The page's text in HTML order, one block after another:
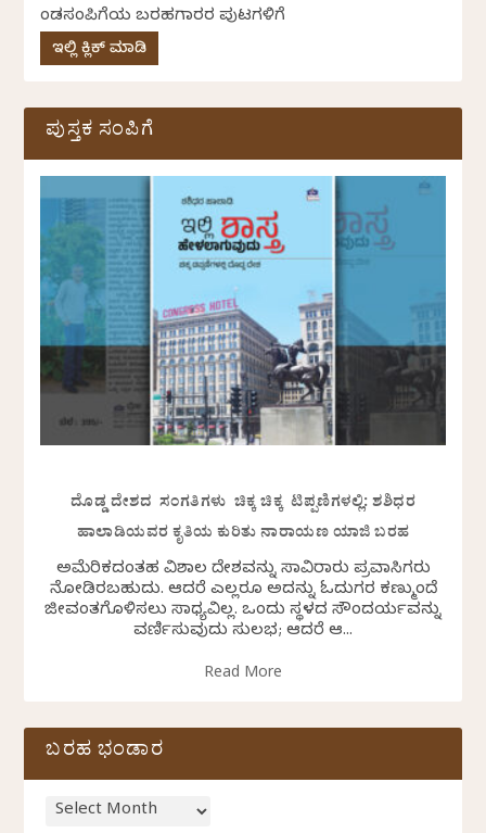
ಕೆಂಡಸಂಪಿಗೆಯ ಬರಹಗಾರರ ಪುಟಗಳಿಗೆ
ಇಲ್ಲಿ ಕ್ಲಿಕ್ ಮಾಡಿ
ಪುಸ್ತಕ ಸಂಪಿಗೆ
ದೊಡ್ಡ ದೇಶದ ಸಂಗತಿಗಳು ಚಿಕ್ಕ ಚಿಕ್ಕ ಟಿಪ್ಪಣಿಗಳಲ್ಲಿ: ಶಶಿಧರ
ಹಾಲಾಡಿಯವರ ಕೃತಿಯ ಕುರಿತು ನಾರಾಯಣ ಯಾಜಿ ಬರಹ
ಅಮೆರಿಕದಂತಹ ವಿಶಾಲ ದೇಶವನ್ನು ಸಾವಿರಾರು ಪ್ರವಾಸಿಗರು
ನೋಡಿರಬಹುದು. ಆದರೆ ಎಲ್ಲರೂ ಅದನ್ನು ಓದುಗರ ಕಣ್ಮುಂದೆ
ಜೀವಂತಗೊಳಿಸಲು ಸಾಧ್ಯವಿಲ್ಲ. ಒಂದು ಸ್ಥಳದ ಸೌಂದರ್ಯವನ್ನು
ವರ್ಣಿಸುವುದು ಸುಲಭ; ಆದರೆ ಆ...
Read More
ಬರಹ ಭಂಡಾರ